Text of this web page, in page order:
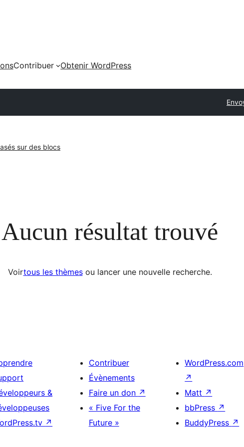
Contribuer
Obtenir WordPress
sur des blocs
Aucun résultat trouvé
Voirtous les thèmesou lancer une nouvelle recherche.
&
↗
Contribuer
Évènements
Faire un don ↗
« Five For the
Future »
WordPress.com
↗
Matt ↗
bbPress ↗
BuddyPress ↗